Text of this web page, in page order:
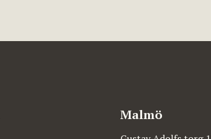
Malmö